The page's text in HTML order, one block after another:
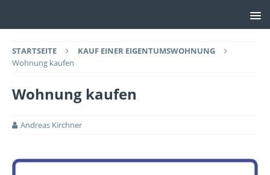
STARTSEITE
KAUF EINER EIGENTUMSWOHNUNG
Wohnung kaufen
Wohnung kaufen
Andreas Kirchner